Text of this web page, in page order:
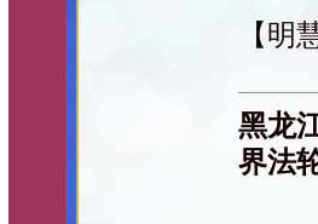
【明
黑龙
界法